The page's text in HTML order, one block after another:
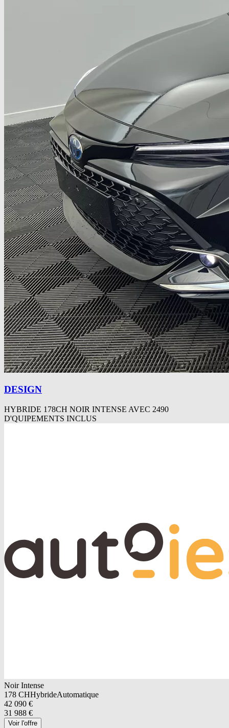
DESIGN
HYBRIDE 178CH NOIR INTENSE AVEC 2490
D'QUIPEMENTS INCLUS
Noir Intense
178 CHHybrideAutomatique
42 090 €
31 988 €
Voir l'offre